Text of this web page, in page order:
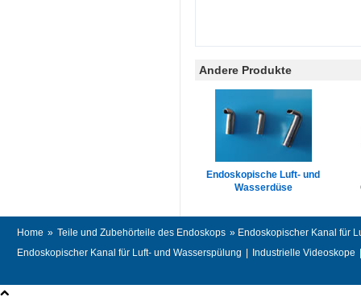
Andere Produkte
Endoskopische Luft- und
Wasserdüse
Home » Teile und Zubehörteile des Endoskops » Endoskopischer Kanal für
Endoskopischer Kanal für Luft- und Wasserspülung
Industrielle Videoskope